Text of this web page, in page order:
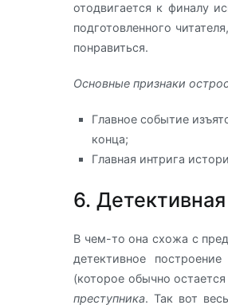
отодвигается к финалу
подготовленного
понравиться.
Основные признаки
Главное событие
конца;
Главная интрига
6.
В чем-то она схожа с
детективное
(которое обычно
преступника. Так вот